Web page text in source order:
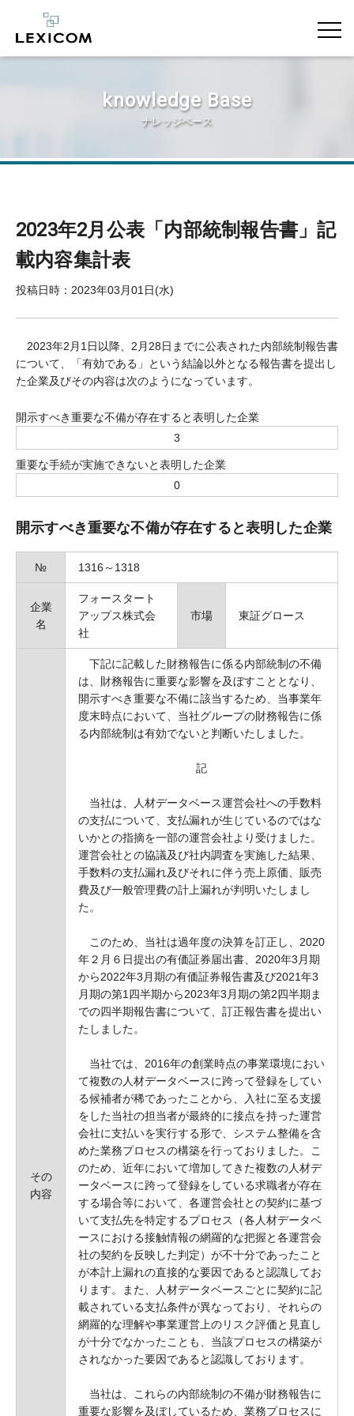
knowledge Base
ナレッジベース
2023年2月公表「内部統制報告書」記
載内容集計表
投稿日時：2023年03月01日(水)
2023年2月1日以降、2月28日までに公表された内部統制報告書
について、「有効である」という結論以外となる報告書を提出し
た企業及びその内容は次のようになっています。
開示すべき重要な不備が存在すると表明した企業
3
重要な手続が実施できないと表明した企業
0
開示すべき重要な不備が存在すると表明した企業
№ 1316～1318
企業
名
フォースタート
アップス株式会
社
市場 東証グロース
その
内容
下記に記載した財務報告に係る内部統制の不備
は、財務報告に重要な影響を及ぼすこととなり、
開示すべき重要な不備に該当するため、当事業年
度末時点において、当社グループの財務報告に係
る内部統制は有効でないと判断いたしました。
記
当社は、人材データベース運営会社への手数料
の支払について、支払漏れが生じているのではな
いかとの指摘を一部の運営会社より受けました。
運営会社との協議及び社内調査を実施した結果、
手数料の支払漏れ及びそれに伴う売上原価、販売
費及び一般管理費の計上漏れが判明いたしまし
た。
このため、当社は過年度の決算を訂正し、2020
年２月６日提出の有価証券届出書、2020年3月期
から2022年3月期の有価証券報告書及び2021年3
月期の第1四半期から2023年3月期の第2四半期ま
での四半期報告書について、訂正報告書を提出い
たしました。
当社では、2016年の創業時点の事業環境におい
て複数の人材データベースに跨って登録をしてい
る候補者が稀であったことから、入社に至る支援
をした当社の担当者が最終的に接点を持った運営
会社に支払いを実行する形で、システム整備を含
めた業務プロセスの構築を行っておりました。こ
のため、近年において増加してきた複数の人材デ
ータベースに跨って登録をしている求職者が存在
する場合等において、各運営会社との契約に基づ
いて支払先を特定するプロセス（各人材データベ
ースにおける接触情報の網羅的な把握と各運営会
社の契約を反映した判定）が不十分であったこと
が本計上漏れの直接的な要因であると認識してお
ります。また、人材データベースごとに契約に記
載されている支払条件が異なっており、それらの
網羅的な理解や事業運営上のリスク評価と見直し
が十分でなかったことも、当該プロセスの構築が
されなかった要因であると認識しております。
当社は、これらの内部統制の不備が財務報告に
重要な影響を及ぼしているため、業務プロセスに